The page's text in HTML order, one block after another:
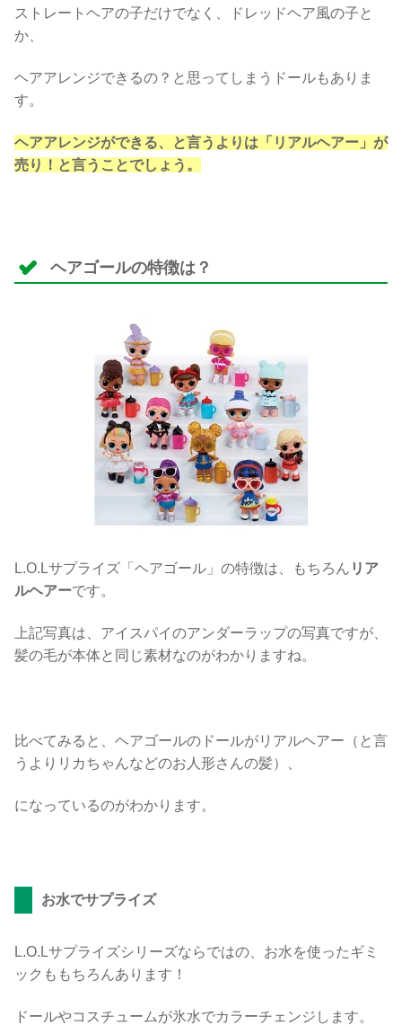
ストレートヘアの子だけでなく、ドレッドヘア風の子と
か、
ヘアアレンジできるの？と思ってしまうドールもありま
す。
ヘアアレンジができる、と言うよりは「リアルヘアー」が
売り！と言うことでしょう。
ヘアゴールの特徴は？
L.O.Lサプライズ「ヘアゴール」の特徴は、もちろん リア
ルヘアーです。
上記写真は、アイスパイのアンダーラップの写真ですが、
髪の毛が本体と同じ素材なのがわかりますね。
比べてみると、ヘアゴールのドールがリアルヘアー（と言
うよりリカちゃんなどのお人形さんの髪）、
になっているのがわかります。
お水でサプライズ
L.O.Lサプライズシリーズならではの、お水を使ったギミ
ックももちろんあります！
ドールやコスチュームが氷水でカラーチェンジします。